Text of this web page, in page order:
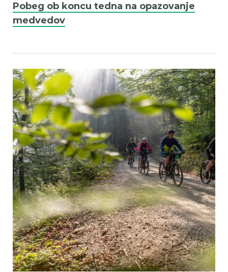
Pobeg ob koncu tedna na opazovanje
medvedov